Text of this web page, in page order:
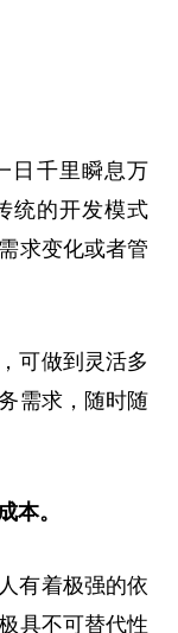
日千里瞬息万
统的开发模式
求变化或者管
可做到灵活多
需求，随时随
本。
有着极强的依
具不可替代性